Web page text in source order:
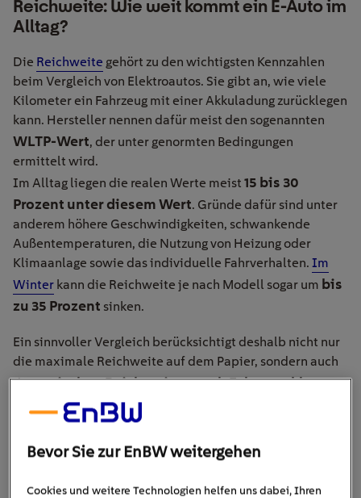
Reichweite: Wie weit kommt ein E-Auto im
Alltag?
Die Reichweite gehört zu den wichtigsten Kennzahlen
beim Vergleich von Elektroautos. Sie gibt an, wie viele
Kilometer ein Fahrzeug mit einer Akkuladung zurücklegen
kann. Hersteller nennen dafür meist den sogenannten
WLTP-Wert, der unter genormten Bedingungen
ermittelt wird.
Im Alltag liegen die realen Werte meist 15 bis 30
Prozent unter diesem Wert. Gründe dafür sind unter
anderem höhere Geschwindigkeiten, schwankende
Außentemperaturen, die Nutzung von Heizung oder
Klimaanlage sowie das individuelle Fahrverhalten. Im
Winter kann die Reichweite je nach Modell sogar um bis
zu 35 Prozent sinken.
Ein sinnvoller Vergleich berücksichtigt deshalb nicht nur
die maximale Reichweite auf dem Papier, sondern auch
dietypischen Reichweiten nach Fahrzeugklasse.
Kompakte Elektroautos kommen im Alltag häufig auf 300
bis 400 Kilometer, Mittelklassemodelle auf
Kilometer. Große Limousinen oder besonders effiziente
Modelle können auch darüber liegen, benötigen dafür
aber meist auch größere Akkus.
Bevor Sie zur EnBW weitergehen
Cookies und weitere Technologien helfen uns dabei, Ihren